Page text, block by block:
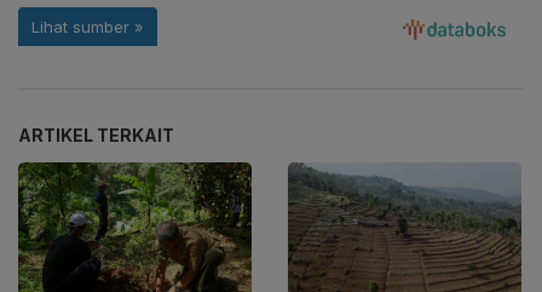
ARTIKEL TERKAIT